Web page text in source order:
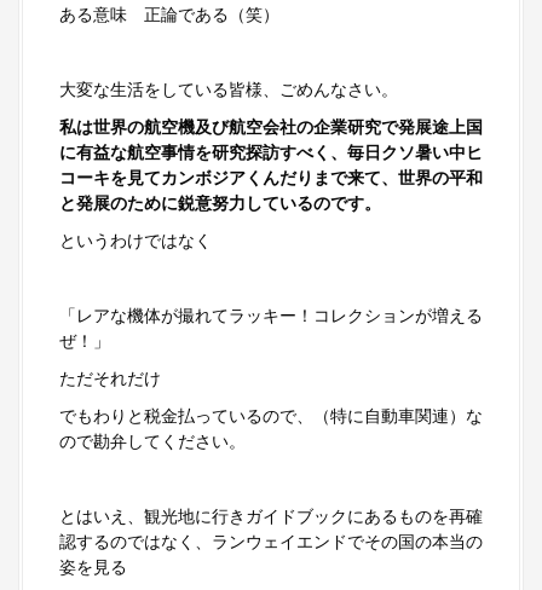
ある意味 正論である（笑）
大変な生活をしている皆様、ごめんなさい。
私は世界の航空機及び航空会社の企業研究で発展途上国
に有益な航空事情を研究探訪すべく、毎日クソ暑い中ヒ
コーキを見てカンボジアくんだりまで来て、世界の平和
と発展のために鋭意努力しているのです。
というわけではなく
「レアな機体が撮れてラッキー！コレクションが増える
ぜ！」
ただそれだけ
でもわりと税金払っているので、（特に自動車関連）な
ので勘弁してください。
とはいえ、観光地に行きガイドブックにあるものを再確
認するのではなく、ランウェイエンドでその国の本当の
姿を見る